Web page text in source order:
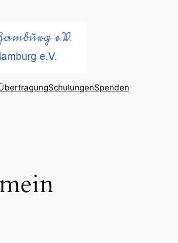
SchulungenSpenden